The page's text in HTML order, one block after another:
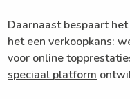
Daarnaast bespaart
het een verkoopkans:
voor online
speciaal platform